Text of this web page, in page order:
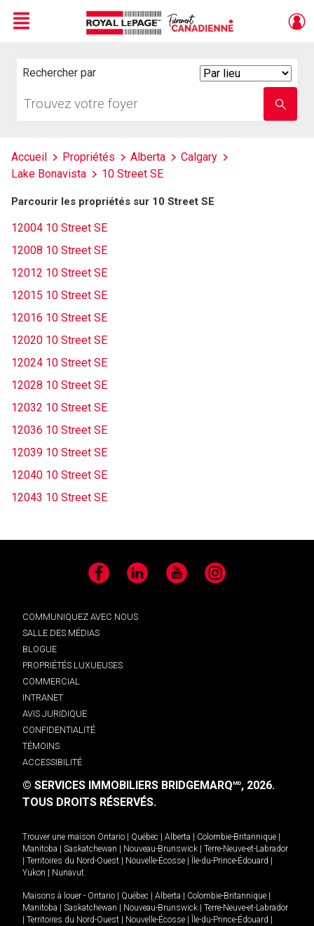
Menu
Rechercher par
votre
nom
Accueil Propriétés Alberta
Calgary
Lake Bonavista
10 Street SE
Parcourir les propriétés sur 10 Street SE
12004 10 Street SE
12008 10 Street SE
12012 10 Street SE
12015 10 Street SE
12016 10 Street SE
12020 10 Street SE
12024 10 Street SE
12028 10 Street SE
12032 10 Street SE
12036 10 Street SE
12039 10 Street SE
12040 10 Street SE
12043 10 Street SE
Facebook LinkedIn YouTube Instagram
COMMUNIQUEZ AVEC NOUS
SALLE DES MÉDIAS
BLOGUE
PROPRIÉTÉS LUXUEUSES
COMMERCIAL
INTRANET
AVIS JURIDIQUE
CONFIDENTIALITÉ
TÉMOINS
ACCESSIBILITÉ
© SERVICES IMMOBILIERS BRIDGEMARQMD, 2026.
TOUS DROITS RÉSERVÉS.
Trouver une maison Ontario Québec Alberta Colombie-Britannique
Manitoba
Saskatchewan Nouveau-Brunswick
Terre-Neuve-et-Labrador
Territoires du Nord-Ouest Nouvelle-Écosse Île-du-Prince-Édouard
Yukon
Nunavut.
Maisons à louer - Ontario Québec Alberta Colombie-Britannique
Manitoba
Saskatchewan Nouveau-Brunswick
Terre-Neuve-et-Labrador
Territoires du Nord-Ouest Nouvelle-Écosse Île-du-Prince-Édouard